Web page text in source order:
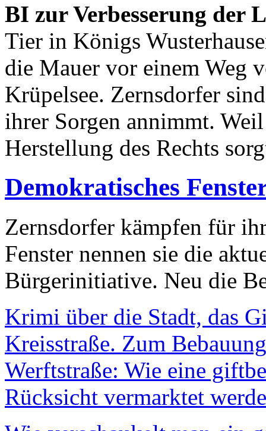
BI zur Verbesserung der
Tier in Königs
die Mauer vor einem Weg
Krüpelsee. Zernsdorfer
ihrer Sorgen annimmt.
Herstellung des Rechts
Demokratisches
Zernsdorfer kämpfen für
Fenster nennen sie die
Bürgerinitiative. Neu die
Krimi über die Stadt, das
Kreisstraße. Zum
Werftstraße: Wie eine
Rücksicht vermarktet